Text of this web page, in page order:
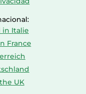
in Italie
France
UK